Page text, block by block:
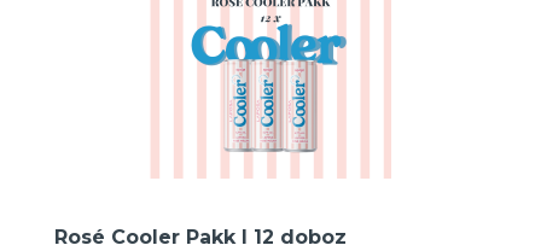
Rosé Cooler Pakk I 12 doboz